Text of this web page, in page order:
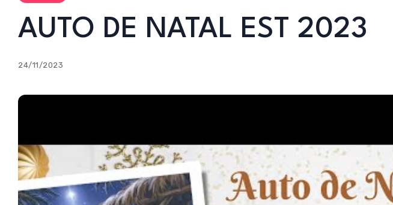
AUTO DE NATAL EST 2023
24/11/2023